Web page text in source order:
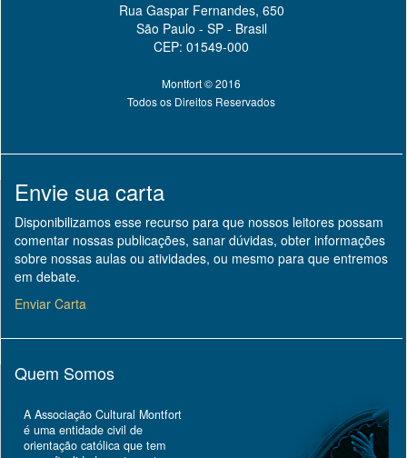
Rua Gaspar Fernandes, 650
São Paulo - SP - Brasil
CEP: 01549-000
Montfort © 2016
Todos os Direitos Reservados
Envie sua carta
Disponibilizamos esse recurso para que nossos leitores possam
comentar nossas publicações, sanar dúvidas, obter informações
sobre nossas aulas ou atividades, ou mesmo para que entremos
em debate.
Enviar Carta
Quem Somos
A Associação Cultural Montfort
é uma entidade civil de
orientação católica que tem